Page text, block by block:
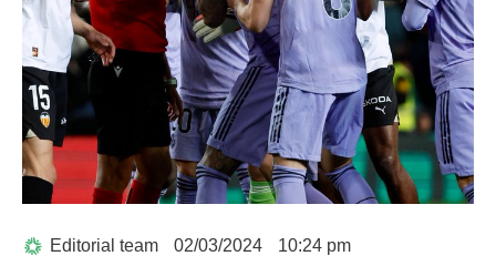
Editorial team 02/03/2024 10:24 pm